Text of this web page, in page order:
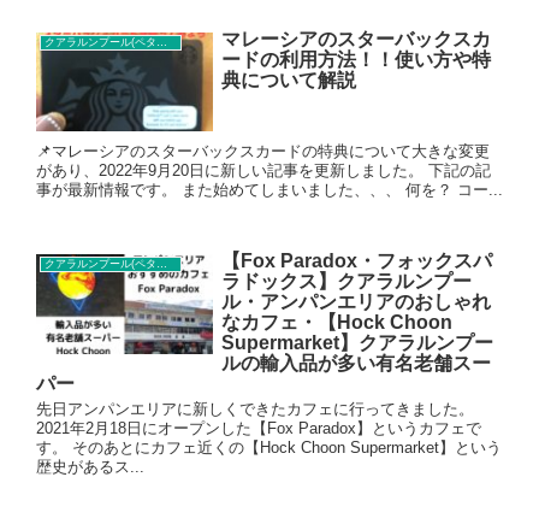
クアラルンプール(ペタリンジャヤ)カフェ
マレーシアのスターバックスカ
ードの利用方法！！使い方や特
典について解説
📌マレーシアのスターバックスカードの特典について大きな変更
があり、2022年9月20日に新しい記事を更新しました。 下記の記
事が最新情報です。 また始めてしまいました、、、 何を？ コー...
クアラルンプール(ペタリンジャヤ)カフェ
【Fox Paradox・フォックスパ
ラドックス】クアラルンプー
ル・アンパンエリアのおしゃれ
なカフェ・【Hock Choon
Supermarket】クアラルンプー
ルの輸入品が多い有名老舗スー
パー
先日アンパンエリアに新しくできたカフェに行ってきました。
2021年2月18日にオープンした【Fox Paradox】というカフェで
す。 そのあとにカフェ近くの【Hock Choon Supermarket】という
歴史があるス...